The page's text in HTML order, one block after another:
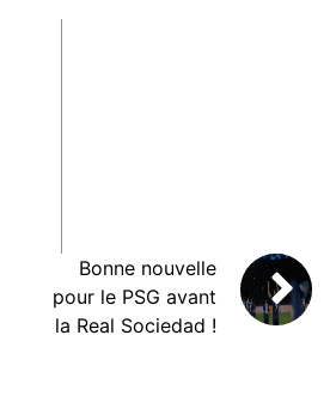
Bonne nouvelle
pour le PSG avant
la Real Sociedad !